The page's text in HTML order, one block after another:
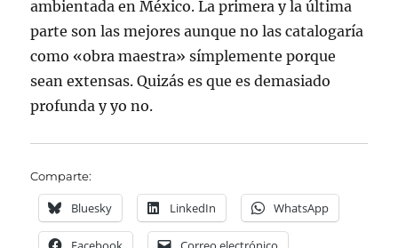
ambientada en México. La primera y la última
parte son las mejores aunque no las catalogaría
como «obra maestra» símplemente porque
sean extensas. Quizás es que es demasiado
profunda y yo no.
Comparte:
Bluesky LinkedIn WhatsApp